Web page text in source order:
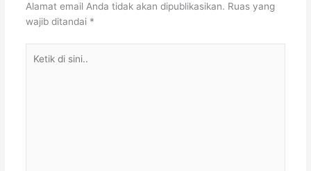
Alamat email Anda tidak akan dipublikasikan. Ruas yang
wajib ditandai *